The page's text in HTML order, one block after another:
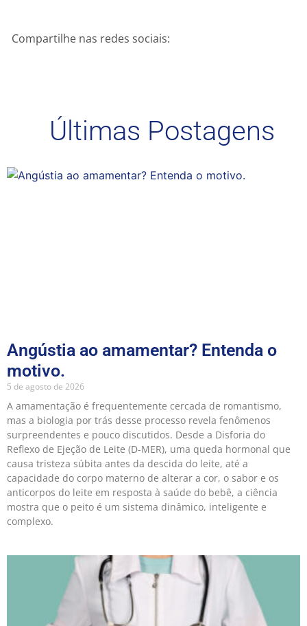
Compartilhe nas redes sociais:
Últimas Postagens
Angústia ao amamentar? Entenda o
motivo.
5 de agosto de 2026
A amamentação é frequentemente cercada de romantismo,
mas a biologia por trás desse processo revela fenômenos
surpreendentes e pouco discutidos. Desde a Disforia do
Reflexo de Ejeção de Leite (D-MER), uma queda hormonal que
causa tristeza súbita antes da descida do leite, até a
capacidade do corpo materno de alterar a cor, o sabor e os
anticorpos do leite em resposta à saúde do bebê, a ciência
mostra que o peito é um sistema dinâmico, inteligente e
complexo.